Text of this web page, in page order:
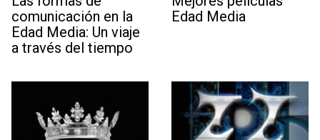
comunicación en la
Edad Media: Un viaje
a través del tiempo
Edad Media